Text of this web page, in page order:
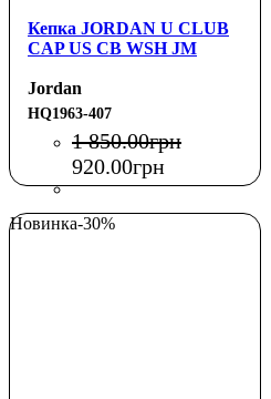
Кепка JORDAN U CLUB
CAP US CB WSH JM
Jordan
HQ1963-407
1 850.00грн
920.00грн
Новинка-30%